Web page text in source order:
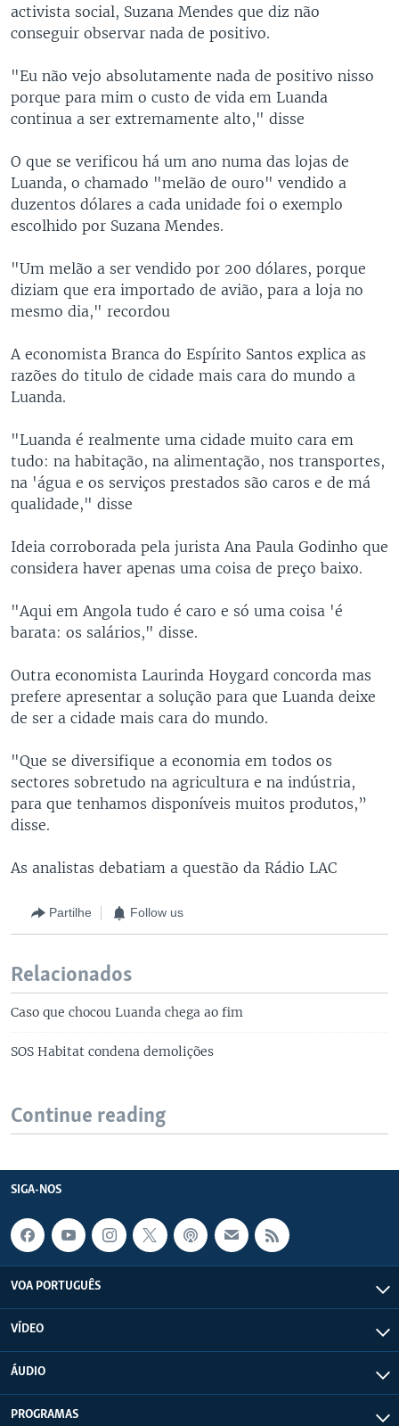
activista social, Suzana Mendes que diz não
conseguir observar nada de positivo.
"Eu não vejo absolutamente nada de positivo nisso
porque para mim o custo de vida em Luanda
continua a ser extremamente alto," disse
O que se verificou há um ano numa das lojas de
Luanda, o chamado "melão de ouro" vendido a
duzentos dólares a cada unidade foi o exemplo
escolhido por Suzana Mendes.
"Um melão a ser vendido por 200 dólares, porque
diziam que era importado de avião, para a loja no
mesmo dia," recordou
A economista Branca do Espírito Santos explica as
razões do titulo de cidade mais cara do mundo a
Luanda.
"Luanda é realmente uma cidade muito cara em
tudo: na habitação, na alimentação, nos transportes,
na 'água e os serviços prestados são caros e de má
qualidade," disse
Ideia corroborada pela jurista Ana Paula Godinho que
considera haver apenas uma coisa de preço baixo.
"Aqui em Angola tudo é caro e só uma coisa 'é
barata: os salários," disse.
Outra economista Laurinda Hoygard concorda mas
prefere apresentar a solução para que Luanda deixe
de ser a cidade mais cara do mundo.
"Que se diversifique a economia em todos os
sectores sobretudo na agricultura e na indústria,
para que tenhamos disponíveis muitos produtos,”
disse.
As analistas debatiam a questão da Rádio LAC
Partilhe Follow us
Relacionados
Caso que chocou Luanda chega ao fim
SOS Habitat condena demolições
Continue reading
SIGA-NOS
VOA PORTUGUÊS
VÍDEO
ÁUDIO
PROGRAMAS